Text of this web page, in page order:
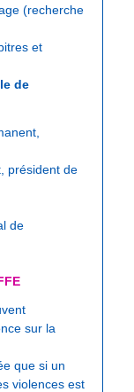
(recherche
et
de
président de
de
sur la
que si un
violences est